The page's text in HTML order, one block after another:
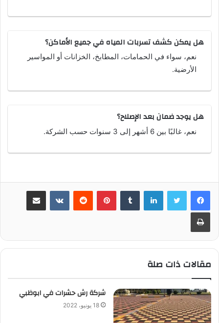
هل يمكن كشف تسربات المياه في جميع الأماكن؟
نعم، سواء في الحمامات، المطابخ، الخزانات أو المواسير
الأرضية.
هل يوجد ضمان بعد الإصلاح؟
نعم، غالبًا بين 6 أشهر إلى 3 سنوات حسب الشركة.
لينكدإن بينتيريست مشاركة عبر البريد
طباعة
مقالات ذات صلة
شركة رش حشرات في ابوظبي
18 يونيو، 2022